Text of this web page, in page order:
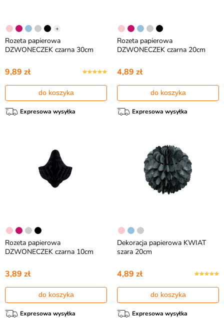
+
Rozeta papierowa
DZWONECZEK czarna 30cm
9,89 zł
do koszyka
Expresowa wysyłka
Rozeta papierowa
DZWONECZEK czarna 20cm
4,89 zł
do koszyka
Expresowa wysyłka
Rozeta papierowa
DZWONECZEK czarna 10cm
3,89 zł
do koszyka
Expresowa wysyłka
Dekoracja papierowa KWIAT
szara 20cm
4,89 zł
do koszyka
Expresowa wysyłka